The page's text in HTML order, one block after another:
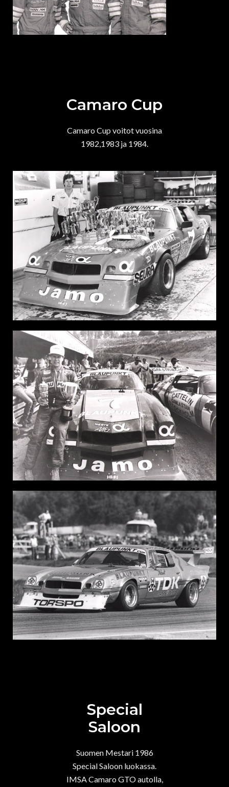
Camaro Cup
Camaro Cup voitot vuosina
1982,1983 ja 1984.
Special
Saloon
Suomen Mestari 1986
Special Saloon luokassa.
IMSA Camaro GTO autolla,